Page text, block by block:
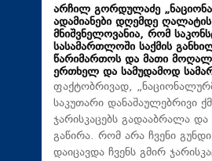
არჩილ გორდულაძე
ადამიანები დღემდე
მნიშვნელოვანია, რომ
სასამართლოში საქმის
წარიმართოს და მათი
ერთხელ და სამუდამოდ
ფაქტობრივად,
საკუთარი დანაშაულებრივი
ჯარისკაცებს გადააბრალა
გაწირა. რომ არა ჩვენი
დაიცავდა ჩვენს გმირ